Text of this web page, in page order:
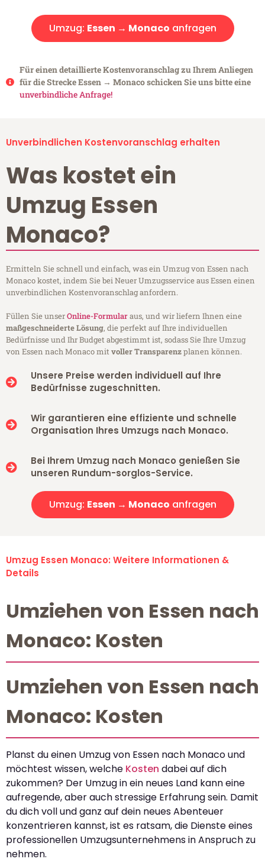
Umzug: Essen → Monaco anfragen
Für einen detaillierte Kostenvoranschlag zu Ihrem Anliegen
für die Strecke Essen → Monaco schicken Sie uns bitte eine
unverbindliche Anfrage!
Unverbindlichen Kostenvoranschlag erhalten
Was kostet ein
Umzug Essen
Monaco?
Ermitteln Sie schnell und einfach, was ein Umzug von Essen nach
Monaco kostet, indem Sie bei Neuer Umzugsservice aus Essen einen
unverbindlichen Kostenvoranschlag anfordern.
Füllen Sie unserOnline-Formularaus, und wir liefern Ihnen eine
maßgeschneiderte Lösung, die perfekt auf Ihre individuellen
Bedürfnisse und Ihr Budget abgestimmt ist, sodass Sie Ihre Umzug
von Essen nach Monaco mitvoller Transparenzplanen können.
Unsere Preise werden individuell auf Ihre
Bedürfnisse zugeschnitten.
Wir garantieren eine effiziente und schnelle
Organisation Ihres Umzugs nach Monaco.
Bei Ihrem Umzug nach Monaco genießen Sie
unseren Rundum-sorglos-Service.
Umzug: Essen → Monaco anfragen
Umzug Essen Monaco: Weitere Informationen &
Details
Umziehen von Essen nach
Monaco: Kosten
Umziehen von Essen nach
Monaco: Kosten
Planst du einen Umzug von Essen nach Monaco und
möchtest wissen, welche Kosten dabei auf dich
zukommen? Der Umzug in ein neues Land kann eine
aufregende, aber auch stressige Erfahrung sein. Damit
du dich voll und ganz auf dein neues Abenteuer
konzentrieren kannst, ist es ratsam, die Dienste eines
professionellen Umzugsunternehmens in Anspruch zu
nehmen.